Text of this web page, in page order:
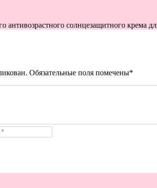
антивозрастного солнцезащитного крема
Обязательные поля помечены*